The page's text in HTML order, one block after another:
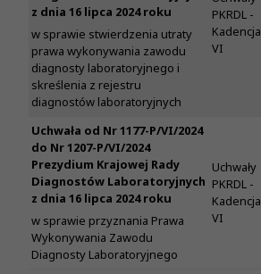
z dnia 16 lipca 2024 roku
w sprawie stwierdzenia utraty
prawa wykonywania zawodu
diagnosty laboratoryjnego i
skreślenia z rejestru
diagnostów laboratoryjnych
PKRDL -
Kadencja
VI
Uchwała od Nr 1177-P/VI/2024
do Nr 1207-P/VI/2024
Prezydium Krajowej Rady
Diagnostów Laboratoryjnych
z dnia 16 lipca 2024 roku
w sprawie przyznania Prawa
Wykonywania Zawodu
Diagnosty Laboratoryjnego
Uchwały
PKRDL -
Kadencja
VI